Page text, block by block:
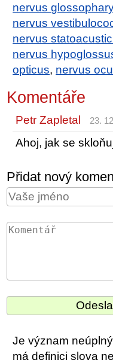
nervus
nervus
nervus
nervus
opticus, nervus
Komentáře
Petr Zapletal 23.
Ahoj, jak se
Přidat nový
Je význam
má definici slova